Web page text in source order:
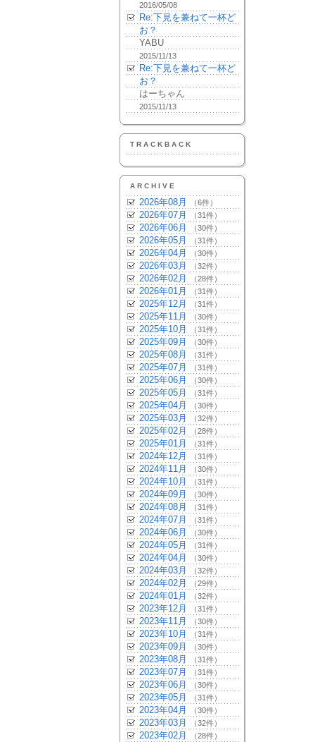
2016/05/08
Re:下見を兼ねて一杯ど
お？
YABU
2015/11/13
Re:下見を兼ねて一杯ど
お？
はーちゃん
2015/11/13
TRACKBACK
ARCHIVE
2026年08月 （6件）
2026年07月 （31件）
2026年06月 （30件）
2026年05月 （31件）
2026年04月 （30件）
2026年03月 （32件）
2026年02月 （28件）
2026年01月 （31件）
2025年12月 （31件）
2025年11月 （30件）
2025年10月 （31件）
2025年09月 （30件）
2025年08月 （31件）
2025年07月 （31件）
2025年06月 （30件）
2025年05月 （31件）
2025年04月 （30件）
2025年03月 （32件）
2025年02月 （28件）
2025年01月 （31件）
2024年12月 （31件）
2024年11月 （30件）
2024年10月 （31件）
2024年09月 （30件）
2024年08月 （31件）
2024年07月 （31件）
2024年06月 （30件）
2024年05月 （31件）
2024年04月 （30件）
2024年03月 （32件）
2024年02月 （29件）
2024年01月 （32件）
2023年12月 （31件）
2023年11月 （30件）
2023年10月 （31件）
2023年09月 （30件）
2023年08月 （31件）
2023年07月 （31件）
2023年06月 （30件）
2023年05月 （31件）
2023年04月 （30件）
2023年03月 （32件）
2023年02月 （28件）